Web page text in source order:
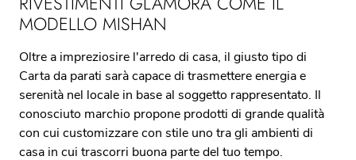
MODELLO MISHAN
Oltre a impreziosire l'arredo di casa, il giusto tipo di
Carta da parati sarà capace di trasmettere energia e
serenità nel locale in base al soggetto rappresentato. Il
conosciuto marchio propone prodotti di grande qualità
con cui customizzare con stile uno tra gli ambienti di
casa in cui trascorri buona parte del tuo tempo.